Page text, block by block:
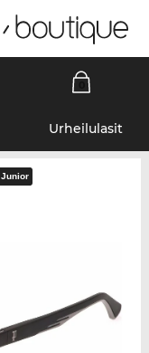
Urheilulasit
Junior